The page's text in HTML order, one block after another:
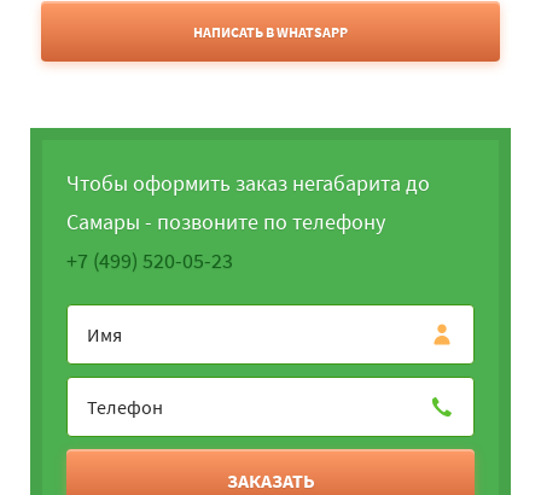
НАПИСАТЬ В WHATSAPP
Чтобы оформить заказ негабарита до
Самары - позвоните по телефону
+7 (499) 520-05-23
ЗАКАЗАТЬ